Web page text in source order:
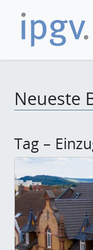
Neueste
Tag –